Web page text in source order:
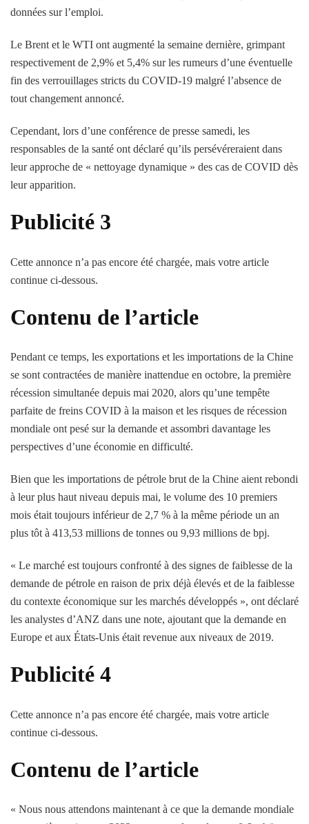
données sur l’emploi.
Le Brent et le WTI ont augmenté la semaine dernière, grimpant
respectivement de 2,9% et 5,4% sur les rumeurs d’une éventuelle
fin des verrouillages stricts du COVID-19 malgré l’absence de
tout changement annoncé.
Cependant, lors d’une conférence de presse samedi, les
responsables de la santé ont déclaré qu’ils persévéreraient dans
leur approche de « nettoyage dynamique » des cas de COVID dès
leur apparition.
Publicité 3
Cette annonce n’a pas encore été chargée, mais votre article
continue ci-dessous.
Contenu de l’article
Pendant ce temps, les exportations et les importations de la Chine
se sont contractées de manière inattendue en octobre, la première
récession simultanée depuis mai 2020, alors qu’une tempête
parfaite de freins COVID à la maison et les risques de récession
mondiale ont pesé sur la demande et assombri davantage les
perspectives d’une économie en difficulté.
Bien que les importations de pétrole brut de la Chine aient rebondi
à leur plus haut niveau depuis mai, le volume des 10 premiers
mois était toujours inférieur de 2,7 % à la même période un an
plus tôt à 413,53 millions de tonnes ou 9,93 millions de bpj.
« Le marché est toujours confronté à des signes de faiblesse de la
demande de pétrole en raison de prix déjà élevés et de la faiblesse
du contexte économique sur les marchés développés », ont déclaré
les analystes d’ANZ dans une note, ajoutant que la demande en
Europe et aux États-Unis était revenue aux niveaux de 2019.
Publicité 4
Cette annonce n’a pas encore été chargée, mais votre article
continue ci-dessous.
Contenu de l’article
« Nous nous attendons maintenant à ce que la demande mondiale